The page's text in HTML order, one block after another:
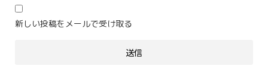
新しい投稿をメールで受け取る